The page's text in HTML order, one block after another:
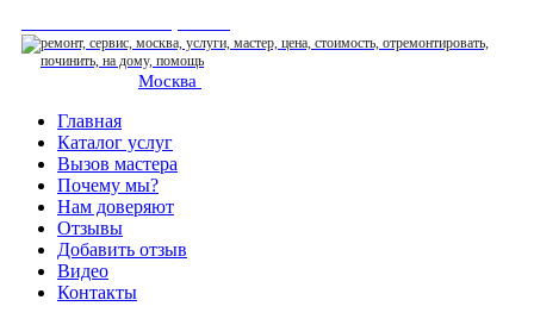
Москва
Главная
Каталог услуг
Вызов мастера
Почему мы?
Нам доверяют
Отзывы
Добавить отзыв
Видео
Контакты